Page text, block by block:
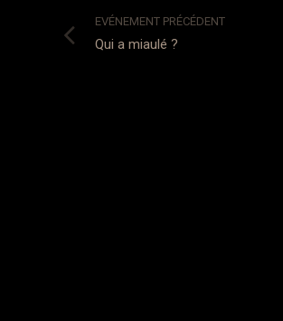
EVÉNEMENT PRÉCÉDENT
Qui a miaulé ?